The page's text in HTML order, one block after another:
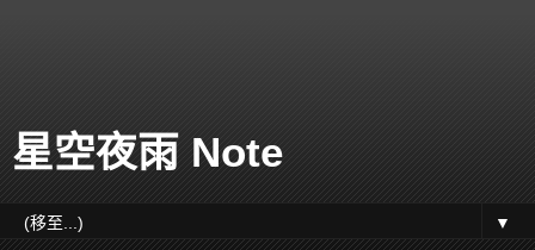
星空夜雨 Note
▼